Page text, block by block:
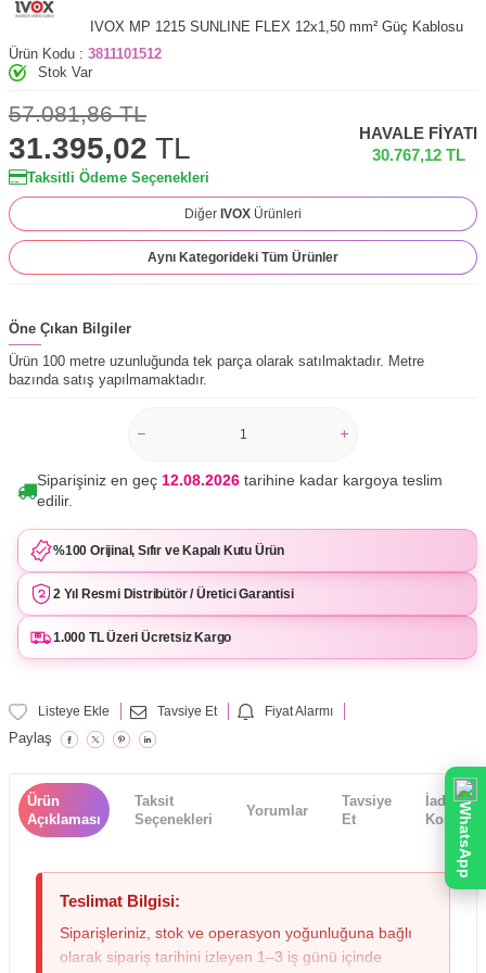
IVOX MP 1215 SUNLINE FLEX 12x1,50 mm² Güç Kablosu
Ürün Kodu : 3811101512
Stok Var
57.081,86TL
31.395,02 TL
Taksitli Ödeme Seçenekleri
HAVALE FIYATI
30.767,12TL
Diğer IVOX Ürünleri
Aynı Kategorideki Tüm Ürünler
Öne Çıkan Bilgiler
Ürün 100 metre uzunluğunda tek parça olarak satılmaktadır. Metre
bazında satış yapılmamaktadır.
Siparişiniz en geç 12.08.2026 tarihine kadar kargoya teslim
edilir.
%100 Orijinal, Sıfır ve Kapalı Kutu Ürün
2 Yıl Resmi Distribütör / Üretici Garantisi
1.000 TL Üzeri Ücretsiz Kargo
Listeye Ekle Tavsiye Et Fiyat Alarmı
Paylaş
Ürün
Açıklaması
Taksit
Seçenekleri
Yorumlar
Tavsiye
Et
İade
Koşulları
Teslimat Bilgisi:
Siparişleriniz, stok ve operasyon yoğunluğuna bağlı
olarak sipariş tarihini izleyen 1–3 iş günü içinde
WhatsApp